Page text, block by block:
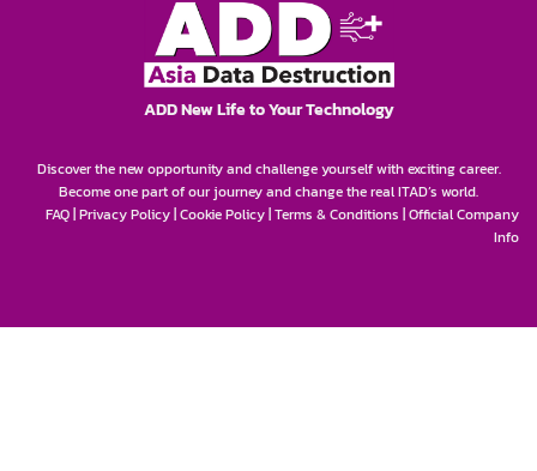
ADD New Life to Your Technology
Discover the new opportunity and challenge yourself with exciting career.
Become one part of our journey and change the real ITAD’s world.
FAQ|Privacy Policy|Cookie Policy|Terms & Conditions |Official Company
Info